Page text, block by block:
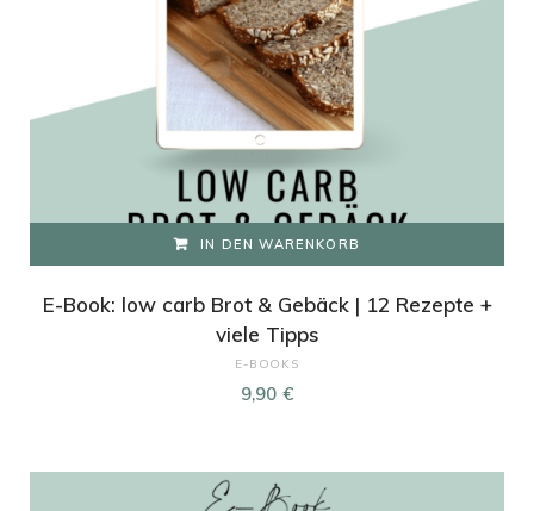
IN DEN WARENKORB
E-Book: low carb Brot & Gebäck | 12 Rezepte +
viele Tipps
E-BOOKS
9,90€